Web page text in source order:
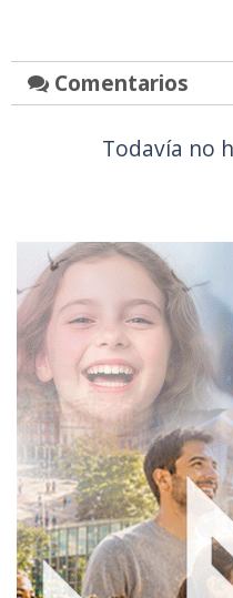
Comentarios
Todavía no